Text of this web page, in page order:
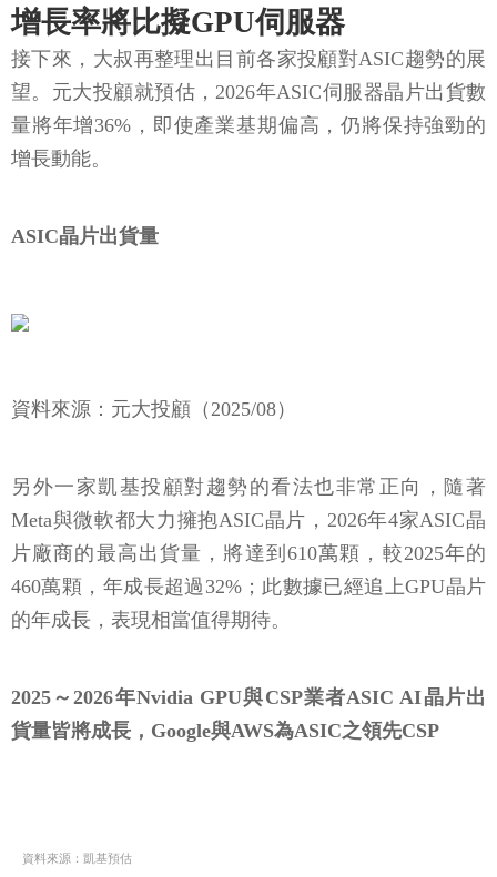
增長率將比擬GPU伺服器
接下來，大叔再整理出目前各家投顧對ASIC趨勢的展
望。元大投顧就預估，2026年ASIC伺服器晶片出貨數
量將年增36%，即使產業基期偏高，仍將保持強勁的
增長動能。
ASIC晶片出貨量
資料來源：元大投顧（2025/08）
另外一家凱基投顧對趨勢的看法也非常正向，隨著
Meta與微軟都大力擁抱ASIC晶片，2026年4家ASIC晶
片廠商的最高出貨量，將達到610萬顆，較2025年的
460萬顆，年成長超過32%；此數據已經追上GPU晶片
的年成長，表現相當值得期待。
2025～2026年Nvidia GPU與CSP業者ASIC AI晶片出
貨量皆將成長，Google與AWS為ASIC之領先CSP
資料來源：凱基預估